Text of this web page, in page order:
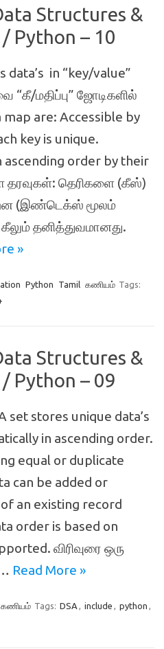
Structures &
Python – 10
data’s in “key/value”
“கீ/மதிப்பு” ஜோடிகளில்
map are: Accessible by
key is unique.
order by their
தரவுகள்: தெரிகளை (கீஸ்)
(இண்டெக்ஸ் மூலம்
தனித்துவமானது.
»
Python Tamil கணியம் Tags:
Structures &
Python – 09
set stores unique data’s
in ascending order.
equal or duplicate
can be added or
an existing record
order is based on
விரிவுரை ஒரு
Read More »
கணியம் Tags: DSA , include , python ,